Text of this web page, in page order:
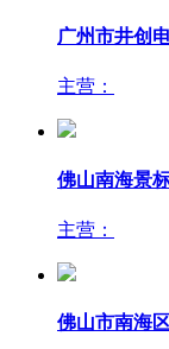
广州市井创
主营：
佛山南海景
主营：
佛山市南海